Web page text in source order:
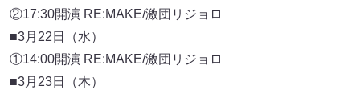
②17:30開演 RE:MAKE/激団リジョロ
■3月22日（水）
①14:00開演 RE:MAKE/激団リジョロ
■3月23日（木）